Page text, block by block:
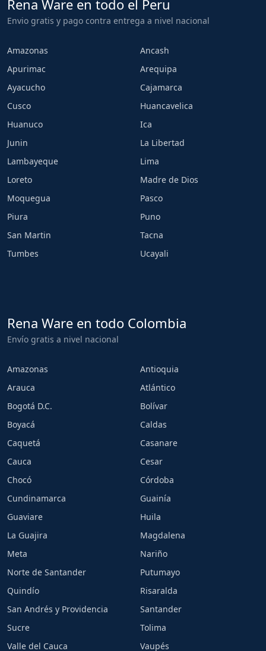
Rena Ware en todo el Peru
Envio gratis y pago contra entrega a nivel nacional
Amazonas
Ancash
Apurimac
Arequipa
Ayacucho
Cajamarca
Cusco
Huancavelica
Huanuco
Ica
Junin
La Libertad
Lambayeque
Lima
Loreto
Madre de Dios
Moquegua
Pasco
Piura
Puno
San Martin
Tacna
Tumbes
Ucayali
Rena Ware en todo Colombia
Envío gratis a nivel nacional
Amazonas
Antioquia
Arauca
Atlántico
Bogotá D.C.
Bolívar
Boyacá
Caldas
Caquetá
Casanare
Cauca
Cesar
Chocó
Córdoba
Cundinamarca
Guainía
Guaviare
Huila
La Guajira
Magdalena
Meta
Nariño
Norte de Santander
Putumayo
Quindío
Risaralda
San Andrés y Providencia
Santander
Sucre
Tolima
Valle del Cauca
Vaupés